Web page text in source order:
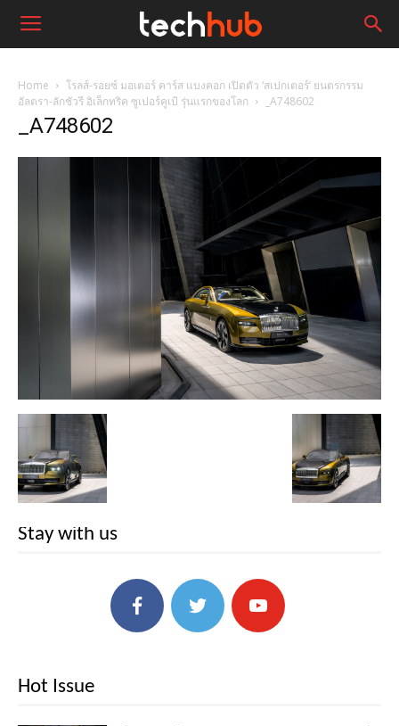
Home
โรลส์-รอยซ์ มอเตอร์ คาร์ส แบงคอก เปิดตัว ‘สเปกเตอร์’ ยนตรกรรม
อัลตรา-ลักชัวรี อิเล็กทริค ซูเปอร์คูเป้ รุ่นแรกของโลก
_A748602
_A748602
Stay with us
Hot Issue